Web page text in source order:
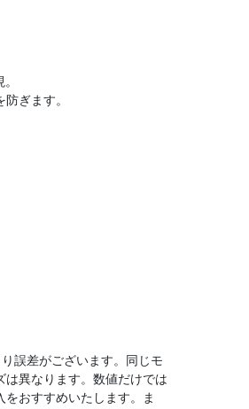
ぎます。
誤差がございます。同じモ
異なります。数値だけでは
おすすめいたします。ま